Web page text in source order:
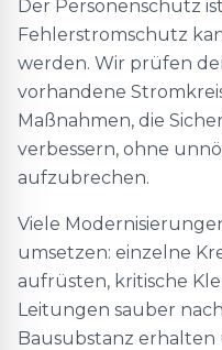
Der Personenschutz
Fehlerstromschutz
werden. Wir prüfen
vorhandene
Maßnahmen, die
verbessern, ohne
aufzubrechen.
Viele
umsetzen: einzelne
aufrüsten, kritische
Leitungen sauber
Bausubstanz